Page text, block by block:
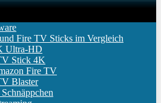
Fire TV Sticks im Vergleich
Ultra-HD
Stick 4K
Fire TV
Blaster